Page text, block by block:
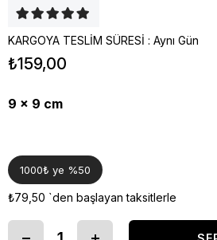
KARGOYA TESLİM SÜRESİ : Aynı Gün
₺159,00
9 x 9 cm
1000₺ ye %50
₺79,50 `den başlayan taksitlerle